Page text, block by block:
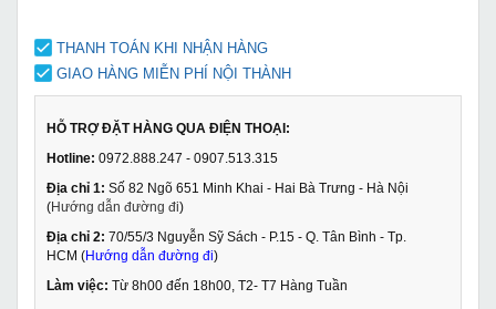
THANH TOÁN KHI NHẬN HÀNG
GIAO HÀNG MIỄN PHÍ NỘI THÀNH
HỖ TRỢ ĐẶT HÀNG QUA ĐIỆN THOẠI:
Hotline: 0972.888.247 - 0907.513.315
Địa chỉ 1: Số 82 Ngõ 651 Minh Khai - Hai Bà Trưng - Hà Nội
(Hướng dẫn đường đi)
Địa chỉ 2: 70/55/3 Nguyễn Sỹ Sách - P.15 - Q. Tân Bình - Tp.
HCM (Hướng dẫn đường đi)
Làm việc: Từ 8h00 đến 18h00, T2- T7 Hàng Tuần